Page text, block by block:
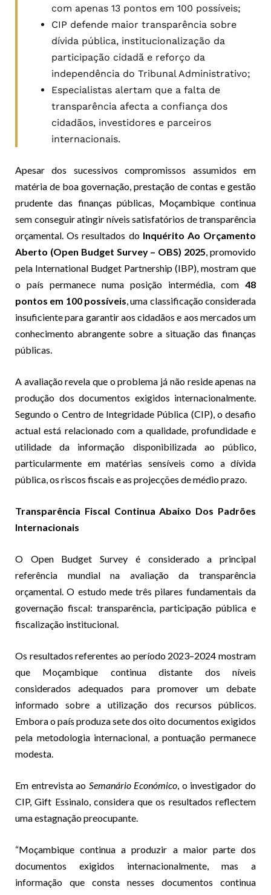
com apenas 13 pontos em 100 possíveis;
CIP defende maior transparência sobre
dívida pública, institucionalização da
participação cidadã e reforço da
independência do Tribunal Administrativo;
Especialistas alertam que a falta de
transparência afecta a confiança dos
cidadãos, investidores e parceiros
internacionais.
Apesar dos sucessivos compromissos assumidos em
matéria de boa governação, prestação de contas e gestão
prudente das finanças públicas, Moçambique continua
sem conseguir atingir níveis satisfatórios de transparência
orçamental. Os resultados do Inquérito Ao Orçamento
Aberto (Open Budget Survey – OBS) 2025, promovido
pela International Budget Partnership (IBP), mostram que
o país permanece numa posição intermédia, com 48
pontos em 100 possíveis, uma classificação considerada
insuficiente para garantir aos cidadãos e aos mercados um
conhecimento abrangente sobre a situação das finanças
públicas.
A avaliação revela que o problema já não reside apenas na
produção dos documentos exigidos internacionalmente.
Segundo o Centro de Integridade Pública (CIP), o desafio
actual está relacionado com a qualidade, profundidade e
utilidade da informação disponibilizada ao público,
particularmente em matérias sensíveis como a dívida
pública, os riscos fiscais e as projecções de médio prazo.
Transparência Fiscal Continua Abaixo Dos Padrões
Internacionais
O Open Budget Survey é considerado a principal
referência mundial na avaliação da transparência
orçamental. O estudo mede três pilares fundamentais da
governação fiscal: transparência, participação pública e
fiscalização institucional.
Os resultados referentes ao período 2023–2024 mostram
que Moçambique continua distante dos níveis
considerados adequados para promover um debate
informado sobre a utilização dos recursos públicos.
Embora o país produza sete dos oito documentos exigidos
pela metodologia internacional, a pontuação permanece
modesta.
Em entrevista ao Semanário Económico, o investigador do
CIP, Gift Essinalo, considera que os resultados reflectem
uma estagnação preocupante.
“Moçambique continua a produzir a maior parte dos
documentos exigidos internacionalmente, mas a
informação que consta nesses documentos continua